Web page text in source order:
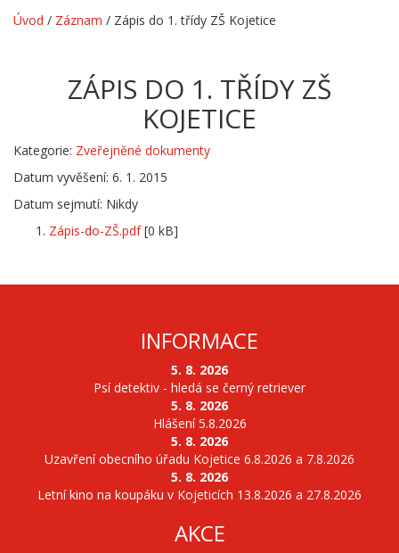
Úvod / Záznam / Zápis do 1. třídy ZŠ Kojetice
ZÁPIS DO 1. TŘÍDY ZŠ
KOJETICE
Kategorie: Zveřejněné dokumenty
Datum vyvěšení: 6. 1. 2015
Datum sejmutí: Nikdy
Zápis-do-ZŠ.pdf[0 kB]
INFORMACE
5. 8. 2026
Psí detektiv - hledá se černý retriever
5. 8. 2026
Hlášení 5.8.2026
5. 8. 2026
Uzavření obecního úřadu Kojetice 6.8.2026 a 7.8.2026
5. 8. 2026
Letní kino na koupáku v Kojeticích 13.8.2026 a 27.8.2026
AKCE